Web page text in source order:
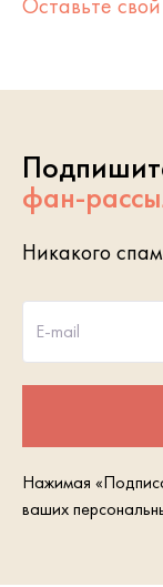
фан-
Никакого
E-mail
Нажимая
ваших